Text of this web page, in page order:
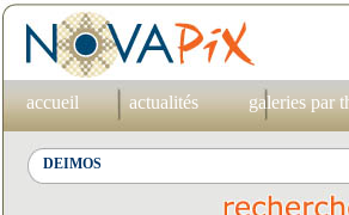
accueil actualités galeries par